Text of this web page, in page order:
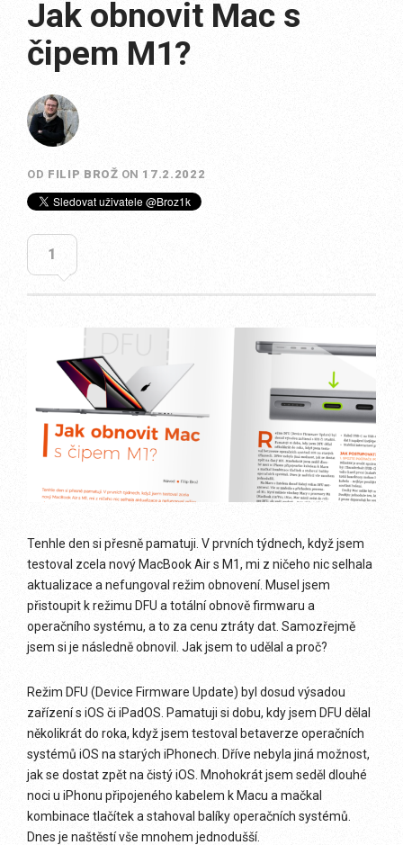
Jak obnovit Mac s
čipem M1?
OD FILIP BROŽ ON 17.2.2022
1
Tenhle den si přesně pamatuji. V prvních týdnech, když jsem
testoval zcela nový MacBook Air s M1, mi z ničeho nic selhala
aktualizace a nefungoval režim obnovení. Musel jsem
přistoupit k režimu DFU a totální obnově firmwaru a
operačního systému, a to za cenu ztráty dat. Samozřejmě
jsem si je následně obnovil. Jak jsem to udělal a proč?
Režim DFU (Device Firmware Update) byl dosud výsadou
zařízení s iOS či iPadOS. Pamatuji si dobu, kdy jsem DFU dělal
několikrát do roka, když jsem testoval betaverze operačních
systémů iOS na starých iPhonech. Dříve nebyla jiná možnost,
jak se dostat zpět na čistý iOS. Mnohokrát jsem seděl dlouhé
noci u iPhonu připojeného kabelem k Macu a mačkal
kombinace tlačítek a stahoval balíky operačních systémů.
Dnes je naštěstí vše mnohem jednodušší.